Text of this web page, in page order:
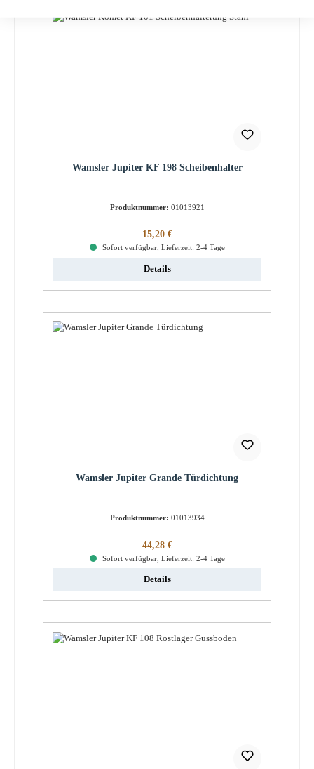
Wamsler Jupiter KF 198 Scheibenhalter
Produktnummer: 01013921
Regulärer Preis:
15,20 €
Sofort verfügbar, Lieferzeit: 2-4 Tage
Details
Wamsler Jupiter Grande Türdichtung
Produktnummer: 01013934
Regulärer Preis:
44,28 €
Sofort verfügbar, Lieferzeit: 2-4 Tage
Details